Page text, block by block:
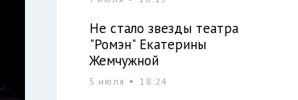
Не стало звезды театра
"Ромэн" Екатерины
Жемчужной
5 июля 18:24